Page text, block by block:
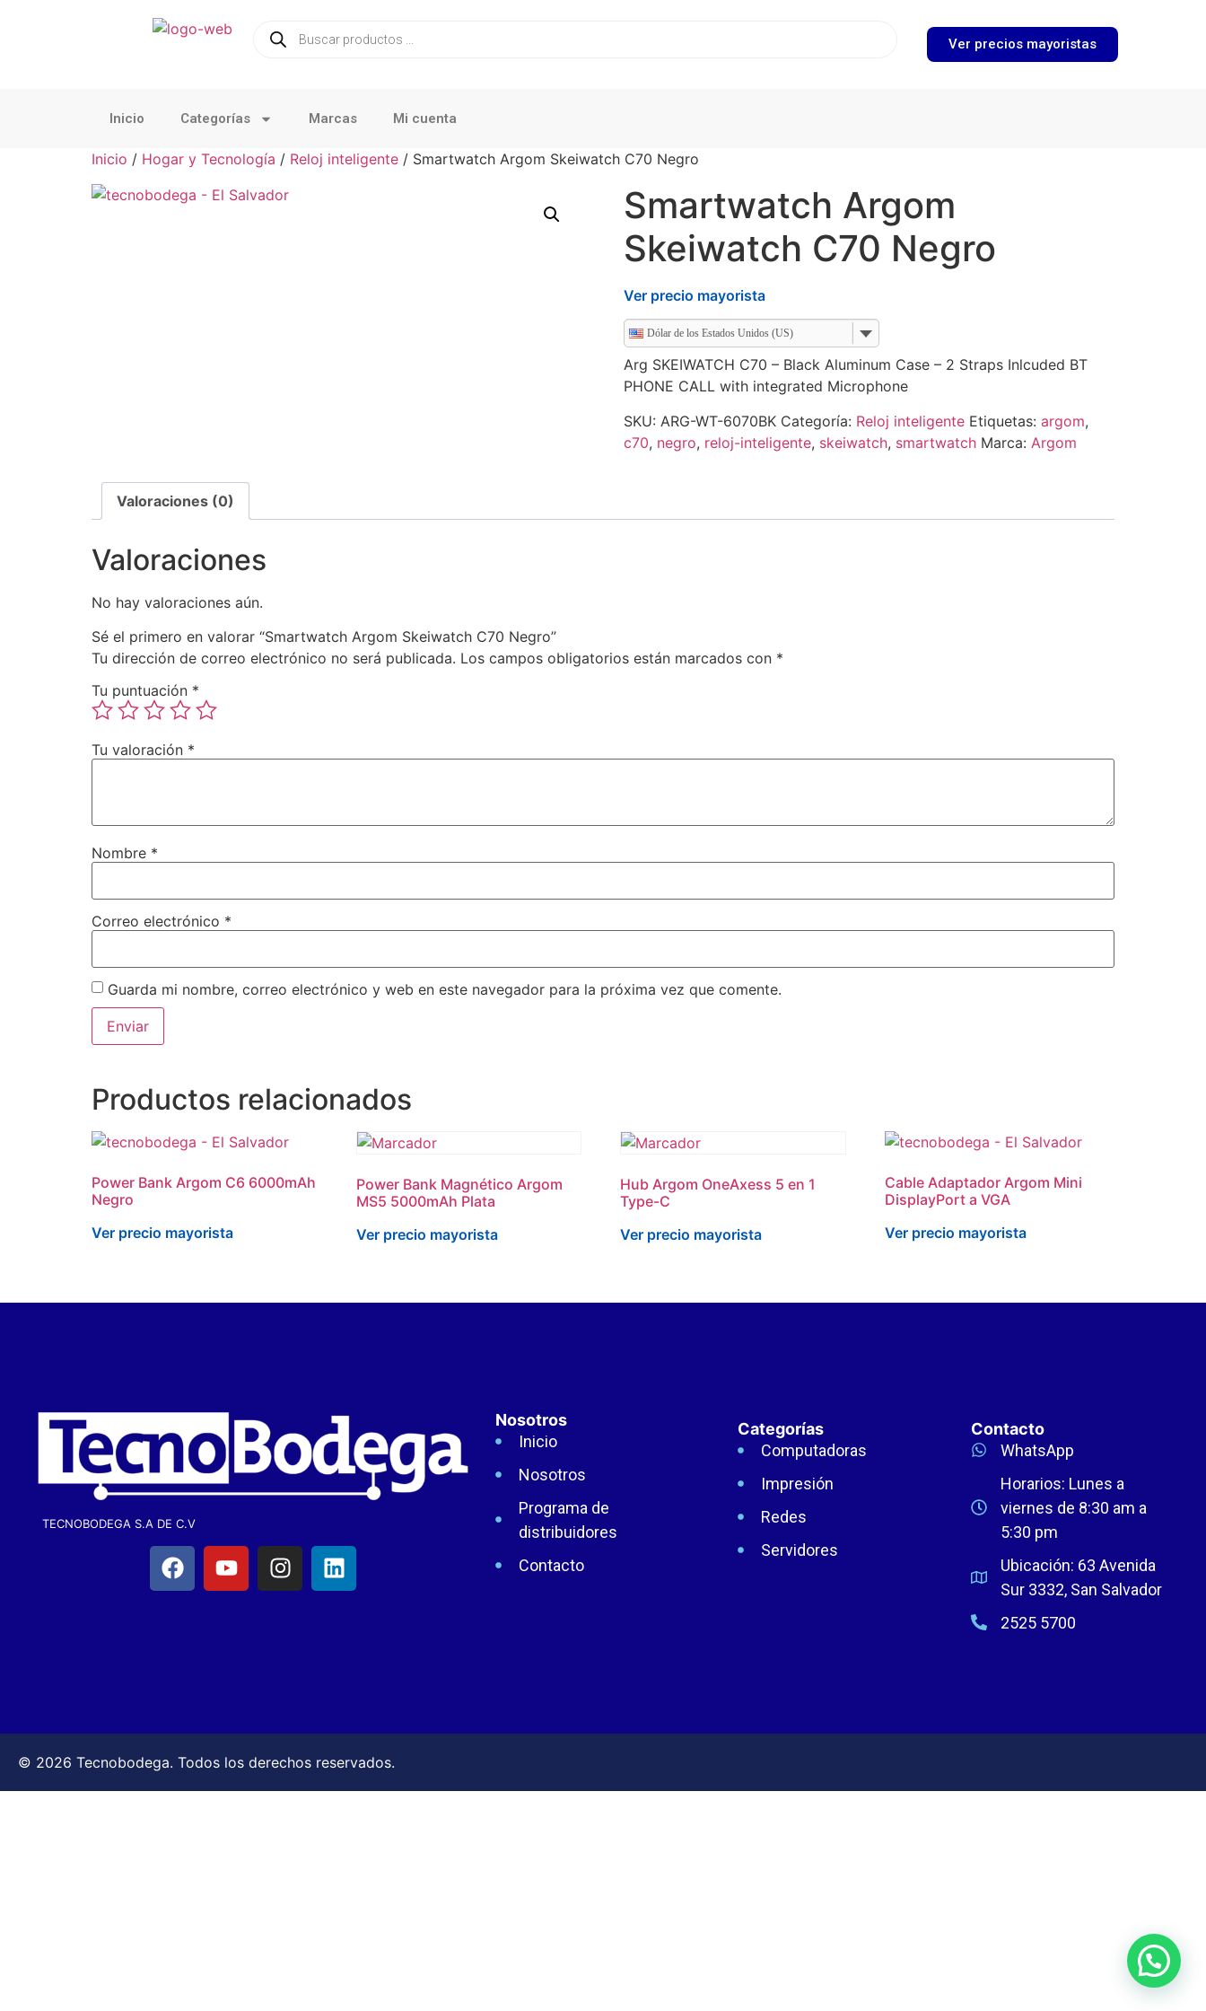
Ver precios mayoristas
Inicio Categorías Marcas Mi cuenta
Inicio / Hogar y Tecnología / Reloj inteligente / Smartwatch Argom Skeiwatch C70 Negro
Smartwatch Argom
Skeiwatch C70 Negro
Ver precio mayorista
Dólar de los Estados Unidos (US)
Arg SKEIWATCH C70 – Black Aluminum Case – 2 Straps Inlcuded BT
PHONE CALL with integrated Microphone
SKU: ARG-WT-6070BK Categoría: Reloj inteligente Etiquetas: argom,
c70, negro, reloj-inteligente, skeiwatch, smartwatch Marca: Argom
Valoraciones (0)
Valoraciones
No hay valoraciones aún.
Sé el primero en valorar “Smartwatch Argom Skeiwatch C70 Negro”
Tu dirección de correo electrónico no será publicada. Los campos obligatorios están marcados con *
Tu puntuación *
Tu valoración *
Nombre *
Correo electrónico *
Guarda mi nombre, correo electrónico y web en este navegador para la próxima vez que comente.
Productos relacionados
Power Bank Argom C6 6000mAh
Negro
Ver precio mayorista
Power Bank Magnético Argom
MS5 5000mAh Plata
Ver precio mayorista
Hub Argom OneAxess 5 en 1
Type-C
Ver precio mayorista
Cable Adaptador Argom Mini
DisplayPort a VGA
Ver precio mayorista
TECNOBODEGA S.A DE C.V
Nosotros
Inicio
Nosotros
Programa de
distribuidores
Contacto
Categorías
Computadoras
Impresión
Redes
Servidores
Contacto
WhatsApp
Horarios: Lunes a
viernes de 8:30 am a
5:30 pm
Ubicación: 63 Avenida
Sur 3332, San Salvador
2525 5700
© 2026 Tecnobodega. Todos los derechos reservados.